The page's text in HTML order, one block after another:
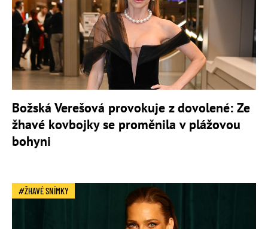
Božská Verešová provokuje z dovolené: Ze
žhavé kovbojky se proměnila v plážovou
bohyni
ŽHAVÉ SNÍMKY